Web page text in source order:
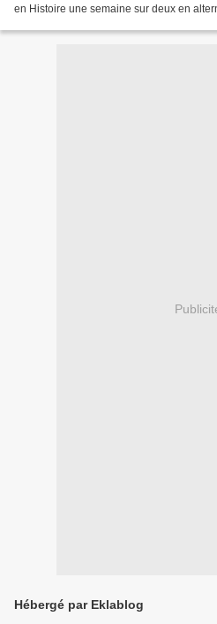
en Histoire une semaine sur deux en
Hébergé par Eklablog